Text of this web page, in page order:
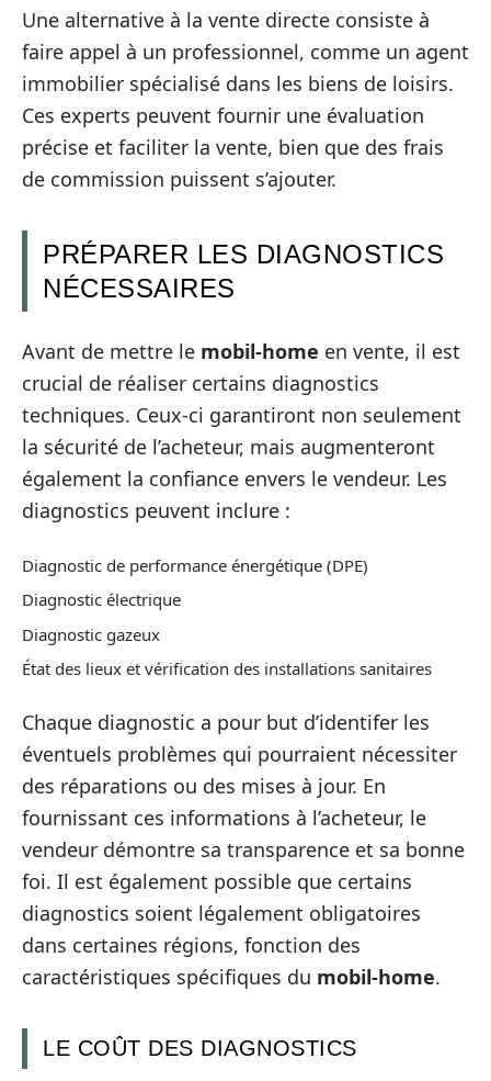
Une alternative à la vente directe consiste à
faire appel à un professionnel, comme un agent
immobilier spécialisé dans les biens de loisirs.
Ces experts peuvent fournir une évaluation
précise et faciliter la vente, bien que des frais
de commission puissent s’ajouter.
PRÉPARER LES DIAGNOSTICS
NÉCESSAIRES
Avant de mettre le mobil-home en vente, il est
crucial de réaliser certains diagnostics
techniques. Ceux-ci garantiront non seulement
la sécurité de l’acheteur, mais augmenteront
également la confiance envers le vendeur. Les
diagnostics peuvent inclure :
Diagnostic de performance énergétique (DPE)
Diagnostic électrique
Diagnostic gazeux
État des lieux et vérification des installations sanitaires
Chaque diagnostic a pour but d’identifer les
éventuels problèmes qui pourraient nécessiter
des réparations ou des mises à jour. En
fournissant ces informations à l’acheteur, le
vendeur démontre sa transparence et sa bonne
foi. Il est également possible que certains
diagnostics soient légalement obligatoires
dans certaines régions, fonction des
caractéristiques spécifiques du mobil-home.
LE COÛT DES DIAGNOSTICS